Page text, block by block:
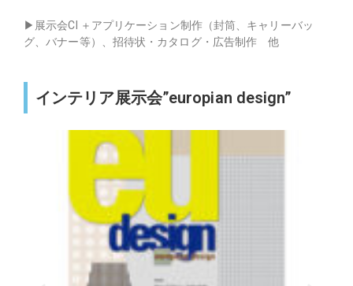
▶︎展示会CI ＋アプリケーション制作（封筒、キャリーバッ
グ、バナー等）、招待状・カタログ・広告制作 他
インテリア展示会”europian design”